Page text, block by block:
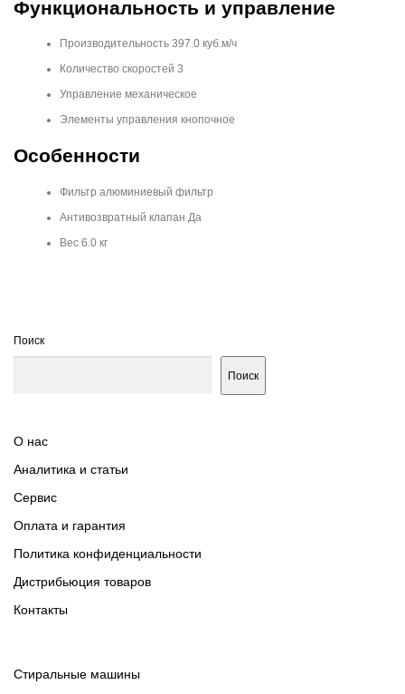
Функциональность и управление
Производительность 397.0 куб.м/ч
Количество скоростей 3
Управление механическое
Элементы управления кнопочное
Особенности
Фильтр алюминиевый фильтр
Антивозвратный клапан Да
Вес 6.0 кг
Поиск
Поиск
О нас
Аналитика и статьи
Сервис
Оплата и гарантия
Политика конфиденциальности
Дистрибьюция товаров
Контакты
Cтиральные машины